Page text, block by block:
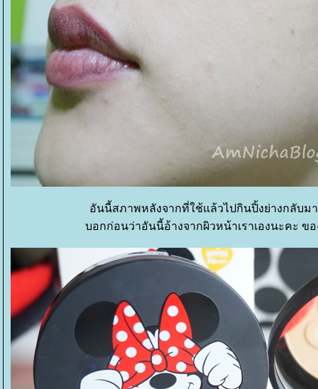
อันนี้สภาพหลังจากที่ใช้แล้วไปกินปิ้งย่างกลับม
บอกก่อนว่าอันนี้อ้างจากผิวหน้าเราเองนะคะ ข